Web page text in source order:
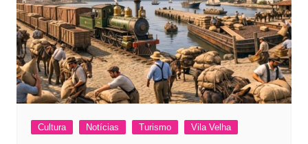
Cultura Notícias Turismo Vila Velha